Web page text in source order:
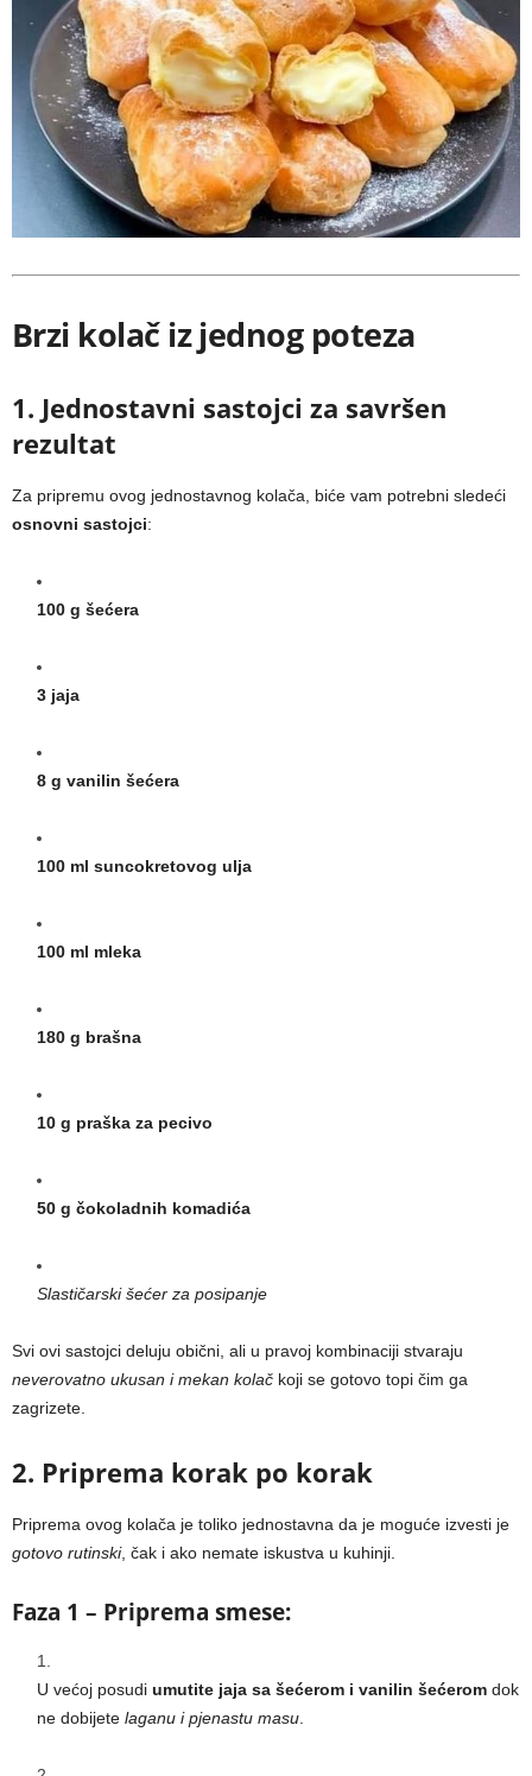
Brzi kolač iz jednog poteza
1. Jednostavni sastojci za savršen
rezultat
Za pripremu ovog jednostavnog kolača, biće vam potrebni sledeći
osnovni sastojci:
100 g šećera
3 jaja
8 g vanilin šećera
100 ml suncokretovog ulja
100 ml mleka
180 g brašna
10 g praška za pecivo
50 g čokoladnih komadića
Slastičarski šećer za posipanje
Svi ovi sastojci deluju obični, ali u pravoj kombinaciji stvaraju
neverovatno ukusan i mekan kolač koji se gotovo topi čim ga
zagrizete.
2. Priprema korak po korak
Priprema ovog kolača je toliko jednostavna da je moguće izvesti je
gotovo rutinski, čak i ako nemate iskustva u kuhinji.
Faza 1 – Priprema smese:
U većoj posudi umutite jaja sa šećerom i vanilin šećerom dok
ne dobijete laganu i pjenastu masu.